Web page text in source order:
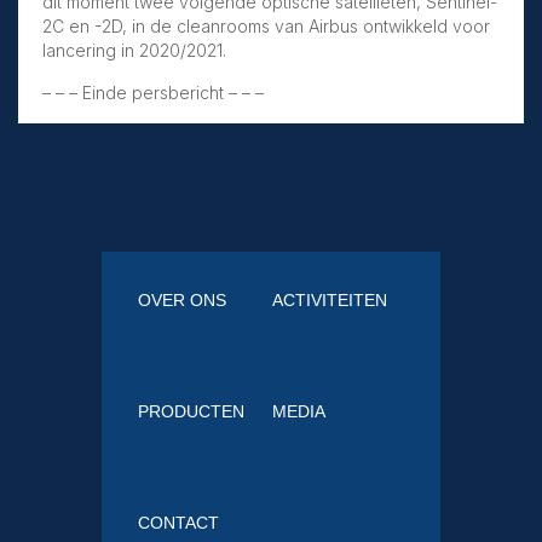
2C en -2D, in de cleanrooms van Airbus ontwikkeld voor
lancering in 2020/2021.
– – – Einde persbericht – – –
OVER ONS ACTIVITEITEN
PRODUCTEN MEDIA
CONTACT